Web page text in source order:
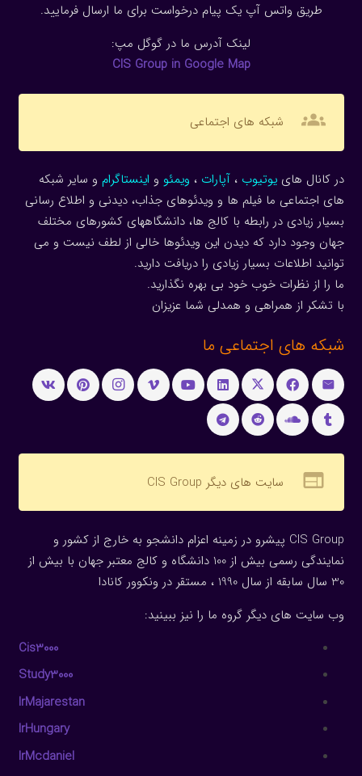
طریق واتس آپ یک پیام درخواست برای ما ارسال فرمایید.
لینک آدرس ما در گوگل مپ:
CIS Group in Google Map
groups شبکه های اجتماعی
در کانال هاییوتیوب ، آپارات ، ویمئو و اینستاگرام و سایر شبکه
های اجتماعی ما فیلم ها و ویدئوهای جذاب، دیدنی و اطلاع رسانی
بسیار زیادی در رابطه با کالج ها، دانشگاههای کشورهای مختلف
جهان وجود دارد که دیدن این ویدئوها خالی از لطف نیست و می
توانید اطلاعات بسیار زیادی را دریافت دارید.
ما را از نظرات خوب خود بی بهره نگذارید.
با تشکر از همراهی و همدلی شما عزیزان
شبکه های اجتماعی ما
web سایت های دیگر CIS Group
CIS Group پیشرو در زمینه اعزام دانشجو به خارج از کشور و
نمایندگی رسمی بیش از 100 دانشگاه و کالج معتبر جهان با بیش از
30 سال سابقه از سال 1990 ، مستقر در ونکوور کانادا
وب سایت های دیگر گروه ما را نیز ببینید:
Cis3000
Study3000
IrMajarestan
IrHungary
IrMcdaniel